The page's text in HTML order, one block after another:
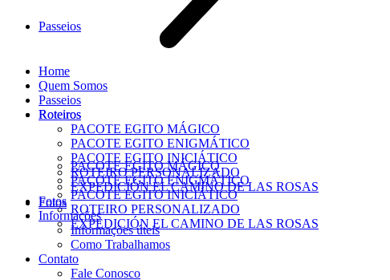
Passeios
Roteiros
PACOTE EGITO MÁGICO
PACOTE EGITO ENIGMÁTICO
PACOTE EGITO INICIÁTICO
ROTEIRO PERSONALIZADO
EXPEDICIÓN EL CAMINO DE LAS ROSAS
Fotos
Home
Quem Somos
Passeios
Roteiros
PACOTE EGITO MÁGICO
PACOTE EGITO ENIGMÁTICO
PACOTE EGITO INICIÁTICO
ROTEIRO PERSONALIZADO
EXPEDICIÓN EL CAMINO DE LAS ROSAS
Fotos
Informações
Informações úteis
Como Trabalhamos
Contato
Fale Conosco